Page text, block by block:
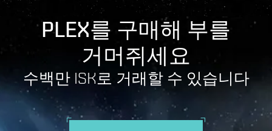
PLEX를 구매해 부를
거머쥐세요
수백만 ISK로 거래할 수 있습니다